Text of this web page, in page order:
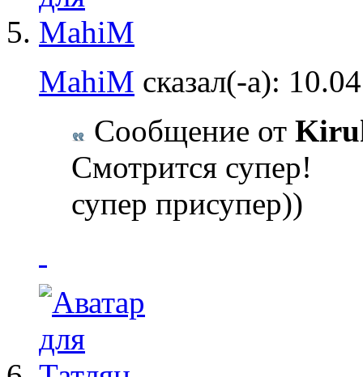
MahiM сказал(-а):
Сообщение от
Смотрится супер!
супер присупер))